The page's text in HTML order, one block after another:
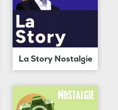
La Story Nostalgie